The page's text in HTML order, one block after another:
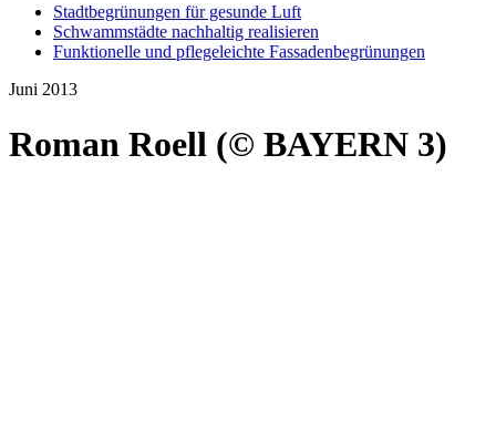
Stadtbegrünungen für gesunde Luft
Schwammstädte nachhaltig realisieren
Funktionelle und pflegeleichte Fassadenbegrünungen
Juni 2013
Roman Roell (© BAYERN 3)